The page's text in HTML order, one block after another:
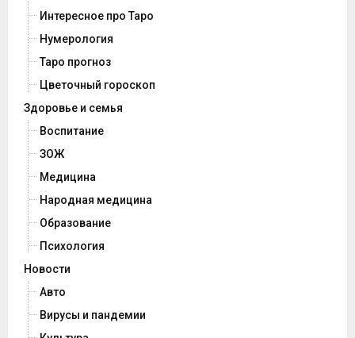
Интересное про Таро
Нумерология
Таро прогноз
Цветочный гороскоп
Здоровье и семья
Воспитание
ЗОЖ
Медицина
Народная медицина
Образование
Психология
Новости
Авто
Вирусы и пандемии